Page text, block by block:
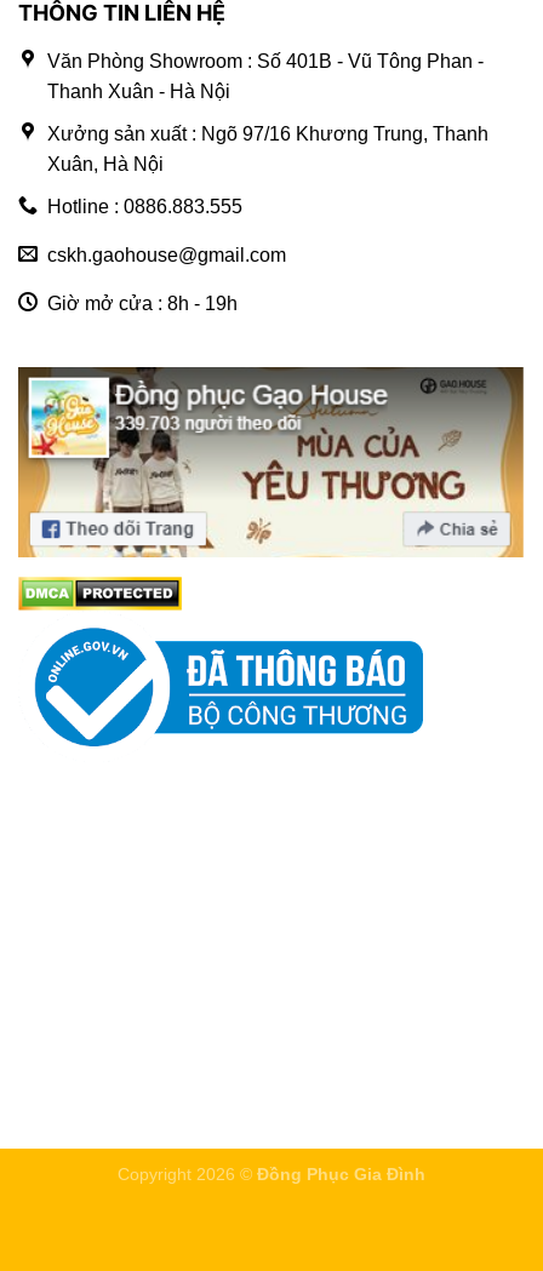
THÔNG TIN LIÊN HỆ
Văn Phòng Showroom : Số 401B - Vũ Tông Phan -
Thanh Xuân - Hà Nội
Xưởng sản xuất : Ngõ 97/16 Khương Trung, Thanh
Xuân, Hà Nội
Hotline : 0886.883.555
cskh.gaohouse@gmail.com
Giờ mở cửa : 8h - 19h
Copyright 2026 © Đồng Phục Gia Đình